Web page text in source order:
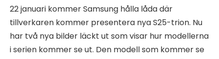
22 januari kommer Samsung hålla låda där
tillverkaren kommer presentera nya S25-trion. Nu
har två nya bilder läckt ut som visar hur modellerna
i serien kommer se ut. Den modell som kommer se